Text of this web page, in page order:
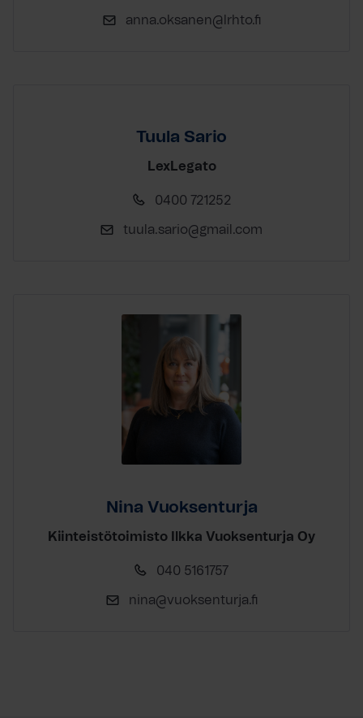
anna.oksanen@lrhto.fi
Tuula Sario
LexLegato
0400 721252
tuula.sario@gmail.com
Nina Vuoksenturja
Kiinteistötoimisto Ilkka Vuoksenturja Oy
040 5161757
nina@vuoksenturja.fi